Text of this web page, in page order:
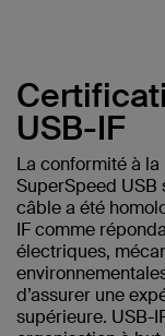
USB-IF
La conformité à la
SuperSpeed
câble a été
IF comme
électriques,
d’assurer une
supérieure. USB-